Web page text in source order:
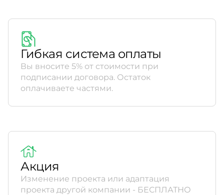
Гибкая система оплаты
Вы вносите 5% от стоимости при
подписании договора. Остаток
оплачиваете частями.
Акция
Изменение проекта или адаптация
проекта другой компании - БЕСПЛАТНО